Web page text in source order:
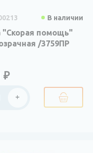
В наличии
"Скорая помощь"
/3759ПР
₽